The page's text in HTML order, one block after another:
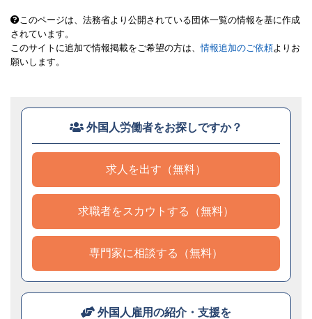
このページは、法務省より公開されている団体一覧の情報を基に作成
されています。
このサイトに追加で情報掲載をご希望の方は、情報追加のご依頼よりお
願いします。
外国人労働者をお探しですか？
求人を出す（無料）
求職者をスカウトする（無料）
専門家に相談する（無料）
外国人雇用の紹介・支援を